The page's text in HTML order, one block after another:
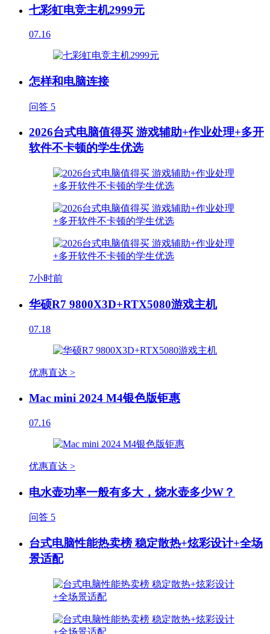
七彩虹电竞主机2999元
07.16
怎样和电脑连接
问答 5
2026台式电脑值得买 游戏辅助+作业处理+多开
软件不卡顿的学生优选
7小时前
华硕R7 9800X3D+RTX5080游戏主机
07.18
优惠直达 >
Mac mini 2024 M4银色版钜惠
07.16
优惠直达 >
电水壶功率一般有多大，烧水壶多少W？
问答 5
台式电脑性能热卖榜 稳定散热+炫彩设计+全场
景适配